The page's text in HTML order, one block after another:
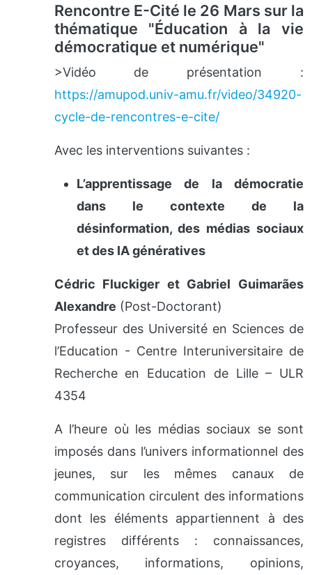
Rencontre E-Cité le 26 Mars sur la
thématique "Éducation à la vie
démocratique et numérique"
>Vidéo de présentation :
https://amupod.univ-amu.fr/video/34920-
cycle-de-rencontres-e-cite/
Avec les interventions suivantes :
L’apprentissage de la démocratie
dans le contexte de la
désinformation, des médias sociaux
et des IA génératives
Cédric Fluckiger et Gabriel Guimarães
Alexandre (Post-Doctorant)
Professeur des Université en Sciences de
l’Education - Centre Interuniversitaire de
Recherche en Education de Lille – ULR
4354
A l’heure où les médias sociaux se sont
imposés dans l’univers informationnel des
jeunes, sur les mêmes canaux de
communication circulent des informations
dont les éléments appartiennent à des
registres différents : connaissances,
croyances, informations, opinions,